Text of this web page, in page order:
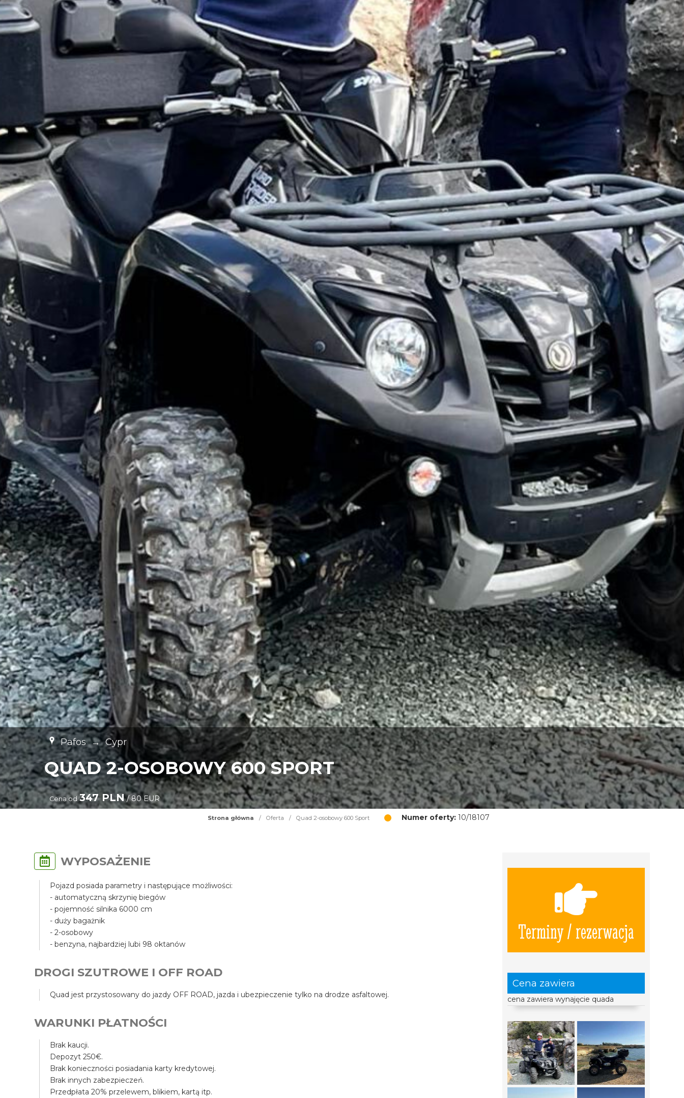
Pafos → Cypr
QUAD 2-OSOBOWY 600 SPORT
Cena od 347 PLN/ 80 EUR
Strona główna / Oferta / Quad 2-osobowy 600 Sport Numer oferty:10/18107
Terminy / rezerwacja
Cena zawiera
cena zawiera wynajęcie quada
WYPOSAŻENIE
Pojazd posiada parametry i następujące możliwości:
- automatyczną skrzynię biegów
- pojemność silnika 6000 cm
- duży bagażnik
- 2-osobowy
- benzyna, najbardziej lubi 98 oktanów
DROGI SZUTROWE I OFF ROAD
Quad jest przystosowany do jazdy OFF ROAD, jazda i ubezpieczenie tylko na drodze asfaltowej.
WARUNKI PŁATNOŚCI
Brak kaucji.
Depozyt 250€.
Brak konieczności posiadania karty kredytowej.
Brak innych zabezpieczeń.
Przedpłata 20% przelewem, blikiem, kartą itp.